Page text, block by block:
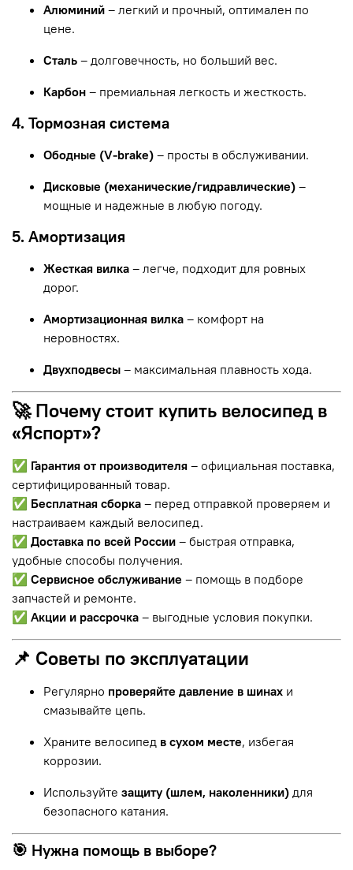
Алюминий – легкий и прочный, оптимален по
цене.
Сталь – долговечность, но больший вес.
Карбон – премиальная легкость и жесткость.
4. Тормозная система
Ободные (V-brake) – просты в обслуживании.
Дисковые (механические/гидравлические) –
мощные и надежные в любую погоду.
5. Амортизация
Жесткая вилка – легче, подходит для ровных
дорог.
Амортизационная вилка – комфорт на
неровностях.
Двухподвесы – максимальная плавность хода.
🚀 Почему стоит купить велосипед в
«Яспорт»?
✅ Гарантия от производителя – официальная поставка,
сертифицированный товар.
✅ Бесплатная сборка – перед отправкой проверяем и
настраиваем каждый велосипед.
✅ Доставка по всей России – быстрая отправка,
удобные способы получения.
✅ Сервисное обслуживание – помощь в подборе
запчастей и ремонте.
✅ Акции и рассрочка – выгодные условия покупки.
📌 Советы по эксплуатации
Регулярно проверяйте давление в шинах и
смазывайте цепь.
Храните велосипед в сухом месте, избегая
коррозии.
Используйте защиту (шлем, наколенники) для
безопасного катания.
🎯 Нужна помощь в выборе?